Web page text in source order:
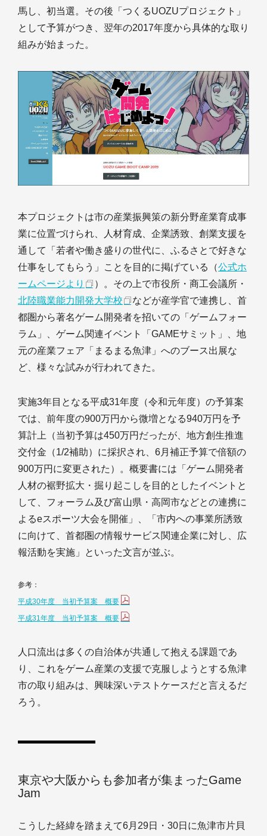
馬し、初当選。その後「つくるUOZUプロジェクト」
として予算がつき、翌年の2017年度から具体的な取り
組みが始まった。
本プロジェクトは市の産業振興策の新分野産業育成事
業に位置づけられ、人材育成、企業誘致、創業支援を
通して「若者や働き盛りの世代に、ふるさとで好きな
仕事をしてもらう」ことを目的に掲げている（公式ホ
ームページより
）。その上で市役所・商工会議所・
北陸職業能力開発大学校
などが産学官で連携し、首
都圏から著名ゲーム開発者を招いての「ゲームフォー
ラム」、ゲーム関連イベント「GAMEサミット」、地
元の産業フェア「まるまる魚津」へのブース出展な
ど、様々な試みが行われてきた。
実施3年目となる平成31年度（令和元年度）の予算案
では、前年度の900万円から微増となる940万円を予
算計上（当初予算は450万円だったが、地方創生推進
交付金（1/2補助）に採択され、6月補正予算で倍額の
900万円に変更された）。概要書には「ゲーム開発者
人材の裾野拡大・掘り起こしを目的としたイベントと
して、フォーラム及び富山県・高岡市などとの連携に
よるeスポーツ大会を開催」、「市内への事業所誘致
に向けて、首都圏の情報サービス関連企業に対し、広
報活動を実施」といった文言が並ぶ。
参考：
平成30年度 当初予算案 概要
平成31年度 当初予算案 概要
人口流出は多くの自治体が共通して抱える課題であ
り、これをゲーム産業の支援で克服しようとする魚津
市の取り組みは、興味深いテストケースだと言えるだ
ろう。
東京や大阪からも参加者が集まったGame
Jam
こうした経緯を踏まえて6月29日・30日に魚津市片貝